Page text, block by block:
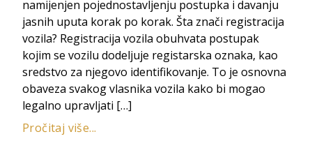
namijenjen pojednostavljenju postupka i davanju
jasnih uputa korak po korak. Šta znači registracija
vozila? Registracija vozila obuhvata postupak
kojim se vozilu dodeljuje registarska oznaka, kao
sredstvo za njegovo identifikovanje. To je osnovna
obaveza svakog vlasnika vozila kako bi mogao
legalno upravljati […]
Pročitaj više...